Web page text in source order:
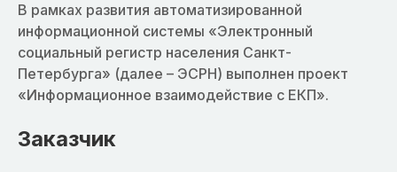
В рамках развития автоматизированной
информационной системы «Электронный
социальный регистр населения Санкт-
Петербурга» (далее – ЭСРН) выполнен проект
«Информационное взаимодействие с ЕКП».
Заказчик